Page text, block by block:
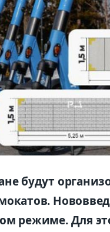
будут
режиме. Для